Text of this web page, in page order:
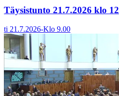
Täysistunto 21.7.2026 klo 12
ti 21.7.2026-Klo 9.00